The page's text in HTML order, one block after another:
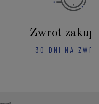
Zwrot
30 DNI NA